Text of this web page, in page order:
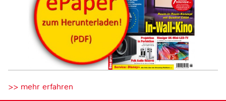
>> mehr erfahren